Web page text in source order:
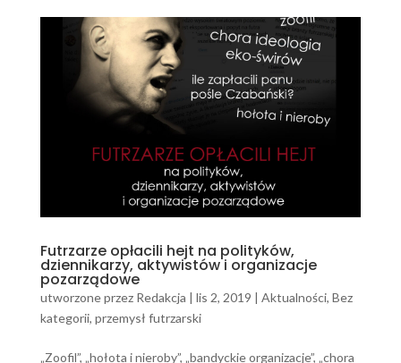
Futrzarze opłacili hejt na polityków,
dziennikarzy, aktywistów i organizacje
pozarządowe
utworzone przez Redakcja | lis 2, 2019 | Aktualności, Bez
kategorii, przemysł futrzarski
„Zoofil”, „hołota i nieroby”, „bandyckie organizacje”, „chora